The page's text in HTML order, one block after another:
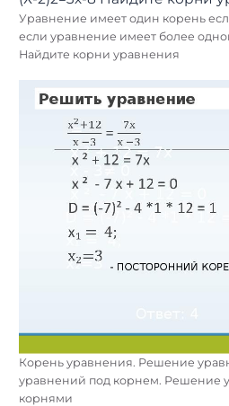
Уравнение имеет один корень
если уравнение имеет более
Найдите корни уравнения
Корень уравнения. Решение
уравнений под корнем. Решение
корнями